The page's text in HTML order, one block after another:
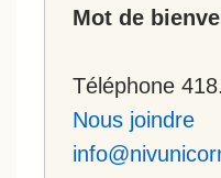
Mot de
Téléphone
Nous joindre